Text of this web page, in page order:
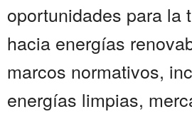
oportunidades para la
hacia energías
marcos normativos,
energías limpias,